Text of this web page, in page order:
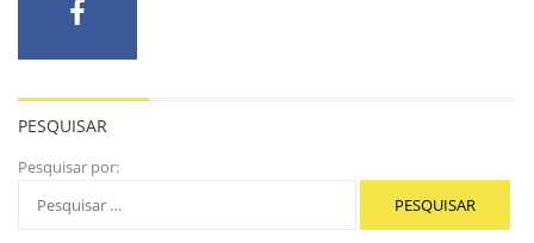
PESQUISAR
Pesquisar por: